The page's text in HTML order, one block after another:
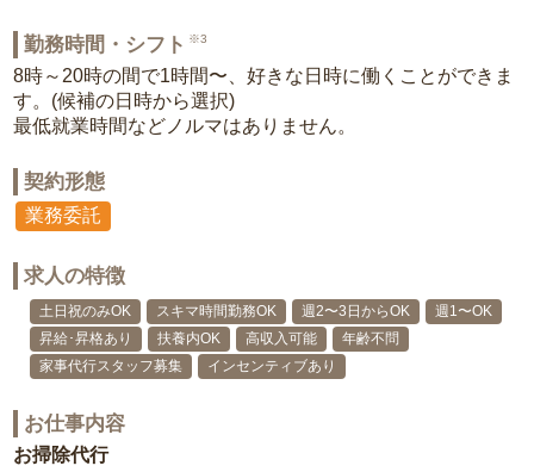
勤務時間・シフト ※3
8時～20時の間で1時間〜、好きな日時に働くことができま
す。(候補の日時から選択)
最低就業時間などノルマはありません。
契約形態
業務委託
求人の特徴
土日祝のみOK スキマ時間勤務OK 週2〜3日からOK
週1〜OK
昇給･昇格あり
扶養内OK 高収入可能
年齢不問
家事代行スタッフ募集
インセンティブあり
お仕事内容
お掃除代行